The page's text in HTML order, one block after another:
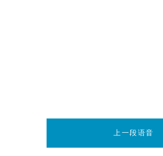
上一段语音